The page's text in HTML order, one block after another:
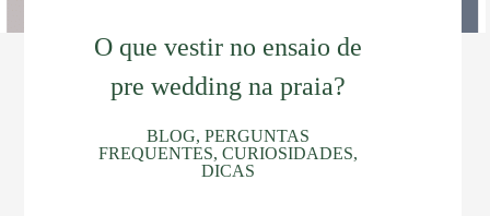
O que vestir no ensaio de
pre wedding na praia?
BLOG, PERGUNTAS
FREQUENTES, CURIOSIDADES,
DICAS